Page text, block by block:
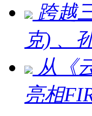
跨越
克) 、
从《
亮相